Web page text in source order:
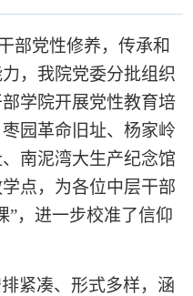
部党性修养，传承和
，我院党委分批组织
学院开展党性教育培
园革命旧址、杨家岭
南泥湾大生产纪念馆
点，为各位中层干部
”，进一步校准了信仰
紧凑、形式多样，涵